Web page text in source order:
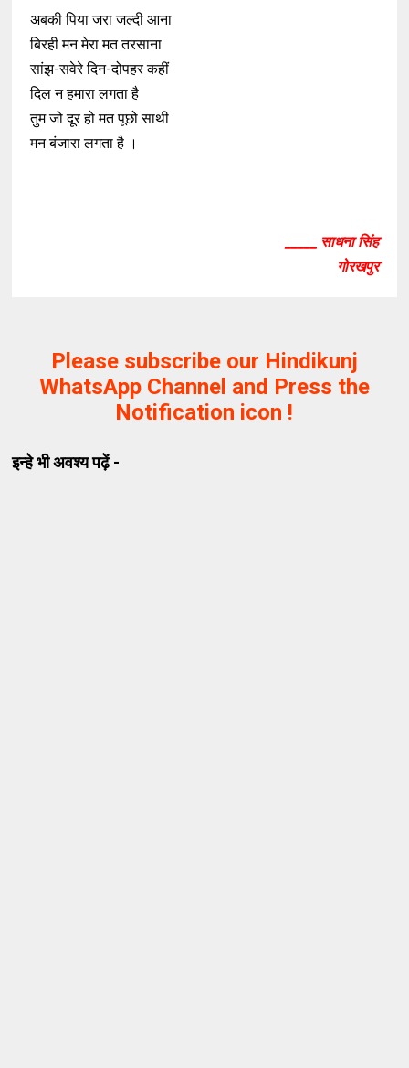
अबकी पिया जरा जल्दी आना
बिरही मन मेरा मत तरसाना
सांझ-सवेरे दिन-दोपहर कहीं
दिल न हमारा लगता है
तुम जो दूर हो मत पूछो साथी
मन बंजारा लगता है ।
_____ साधना सिंह
गोरखपुर
Please subscribe our Hindikunj
WhatsApp Channel and Press the
Notification icon !
इन्हे भी अवश्य पढ़ें -